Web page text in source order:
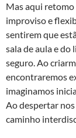
Mas aqui retomo
improviso e
sentirem que
sala de aula e
seguro. Ao
encontraremos
imaginamos
Ao despertar
caminho